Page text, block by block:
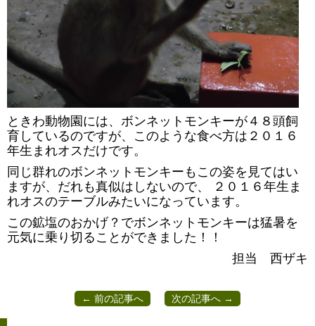
ときわ動物園には、ボンネットモンキーが４８頭飼
育しているのですが、このような食べ方は２０１６
年生まれオスだけです。
同じ群れのボンネットモンキーもこの姿を見てはい
ますが、だれも真似はしないので、
２０１６年生ま
れオスのテーブルみたいになっています。
この鉱塩のおかげ？でボンネットモンキーは猛暑を
元気に乗り切ることができました！！
担当 西ザキ
← 前の記事へ 次の記事へ →